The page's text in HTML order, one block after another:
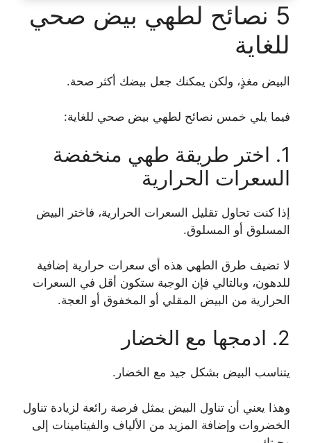
5 نصائح لطهي بيض صحي
للغاية
البيض مغذٍ، ولكن يمكنك جعل بيضك أكثر صحة.
فيما يلي خمس نصائح لطهي بيض صحي للغاية:
1. اختر طريقة طهي منخفضة
السعرات الحرارية
إذا كنت تحاول تقليل السعرات الحرارية، فاختر البيض
المسلوق أو المسلوق.
لا تضيف طرق الطهي هذه أي سعرات حرارية إضافية
للدهون، وبالتالي فإن الوجبة ستكون أقل في السعرات
الحرارية من البيض المقلي أو المخفوق أو العجة.
2. ادمجها مع الخضار
يتناسب البيض بشكل جيد مع الخضار.
وهذا يعني أن تناول البيض يمثل فرصة رائعة لزيادة تناول
الخضروات وإضافة المزيد من الألياف والفيتامينات إلى